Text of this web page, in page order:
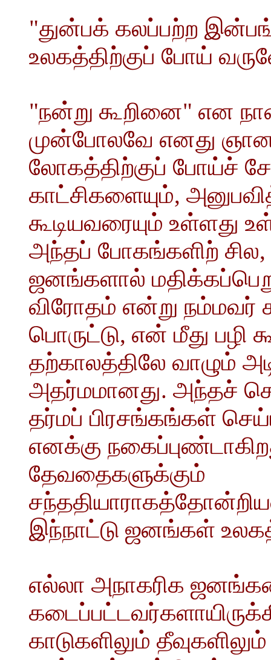
"துன்பக் கலப்பற்ற
உலகத்திற்குப் போய்
"நன்று கூறினை" என
முன்போலவே எனது
லோகத்திற்குப் போய்ச்
காட்சிகளையும்,
கூடியவரையும் உள்ளது
அந்தப் போகங்களிற் சில,
ஜனங்களால்
விரோதம் என்று நம்மவர்
பொருட்டு, என் மீது பழி
தற்காலத்திலே வாழும்
அதர்மமானது. அந்தச்
தர்மப் பிரசங்கங்கள்
எனக்கு
தேவதைகளுக்கும்
இந்நாட்டு ஜனங்கள்
எல்லா அநாகரிக
காடுகளிலும்